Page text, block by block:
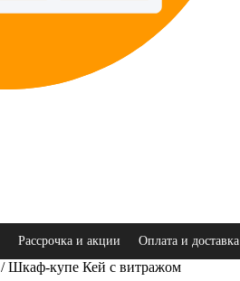
Рассрочка и акции Оплата и доставка
/ Шкаф-купе Кей с витражом